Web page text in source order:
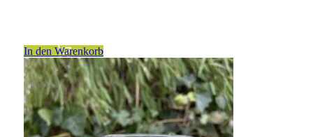
In den Warenkorb